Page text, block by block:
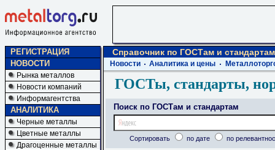
РЕГИСТРАЦИЯ
НОВОСТИ
Рынка металлов
Новости компаний
Информагентства
АНАЛИТИКА
Черные металлы
Цветные металлы
Драгоценные металлы
Справочник по ГОСТам и стандартам
Новости Аналитика и цены
ГОСТы, стандарты,
Поиск по ГОСТам и стандартам
Сортировать по дате по